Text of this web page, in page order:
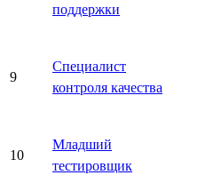
поддержки
9
Специалист
контроля качества
10
Младший
тестировщик